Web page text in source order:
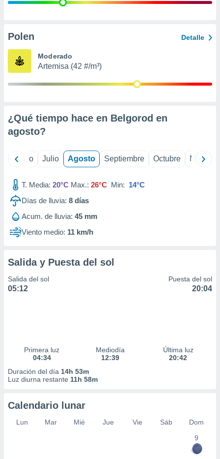
publicidad
de
Polen Detalle
Moderado
Artemisa (42 #/m³)
¿Qué tiempo hace en Belgorod en
agosto?
Junio Julio Agosto Septiembre Octubre
T. Media: 20°C Max.: 26°C Min: 14°C
Días de lluvia: 8 días
Acum. de lluvia: 45 mm
Viento medio: 11 km/h
Salida y Puesta del sol
Salida del sol
05:12
Puesta del sol
20:04
Primera luz
04:34
Mediodía
12:39
Última luz
20:42
Duración del día 14h 53m
Luz diurna restante 11h 58m
Calendario lunar
Lun Mar Mié Jue Vie Sáb
Dom
9